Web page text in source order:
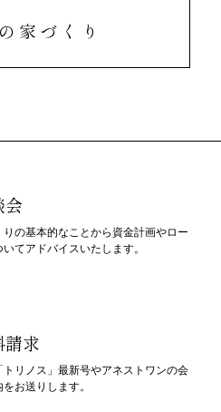
家づくり
会
りの基本的なことから資金計画やロー
いてアドバイスいたします。
請求
トリノス」最新号やアネストワンの会
お送りします。